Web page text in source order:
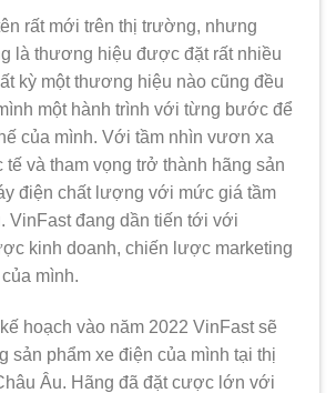
rất mới trên thị trường, nhưng
là thương hiệu được đặt rất nhiều
kỳ một thương hiệu nào cũng đều
một hành trình với từng bước để
của mình. Với tầm nhìn vươn xa
và tham vọng trở thành hãng sản
điện chất lượng với mức giá tầm
VinFast đang dần tiến tới với
kinh doanh, chiến lược marketing
mình.
hoạch vào năm 2022 VinFast sẽ
sản phẩm xe điện của mình tại thị
Âu. Hãng đã đặt cược lớn với